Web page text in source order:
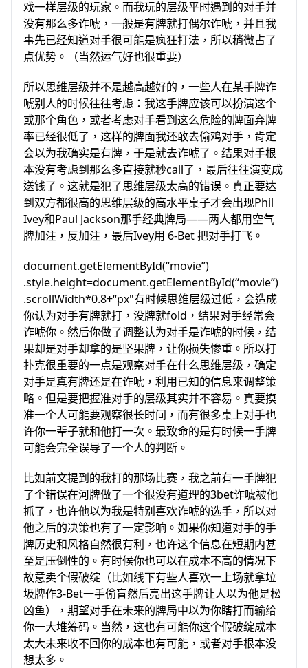
戏一样层级的玩家。而我玩的层级平时遇到的对手并
没有那么多诈唬，一般是有牌就打偶尔诈唬，并且我
事先已经知道对手很可能是疯狂打法，所以稍微占了
点优势。（当然运气好也很重要）
所以思维层级并不是越高越好的，一些人在某手牌诈
唬别人的时候往往考虑：我这手牌应该可以扮演这个
或那个角色，或者考虑对手看到这么危险的牌面弃牌
率已经很低了，这样的牌面我还敢去偷鸡对手，肯定
会以为我确实是有牌，于是就去诈唬了。结果对手根
本没有考虑到那么多直接就秒call了，最后往往演变成
送钱了。这就是犯了思维层级太高的错误。真正要达
到双方都很高的思维层级的高水平桌子才会出现Phil
Ivey和Paul Jackson那手经典牌局——两人都用空气
牌加注，反加注，最后Ivey用 6-Bet 把对手打飞。
document.getElementById(“movie”)
.style.height=document.getElementById(“movie”)
.scrollWidth*0.8+“px"有时候思维层级过低，会造成
你认为对手有牌就打，没牌就fold，结果对手经常会
诈唬你。然后你做了调整认为对手是诈唬的时候，结
果却是对手却拿的是坚果牌，让你损失惨重。所以打
扑克很重要的一点是观察对手在什么思维层级，确定
对手是真有牌还是在诈唬，利用已知的信息来调整策
略。但是要把握准对手的层级其实并不容易。真要摸
准一个人可能要观察很长时间，而有很多桌上对手也
许你一辈子就和他打一次。最致命的是有时候一手牌
可能会完全误导了一个人的判断。
比如前文提到的我打的那场比赛，我之前有一手牌犯
了个错误在河牌做了一个很没有道理的3bet诈唬被他
抓了，也许他以为我是特别喜欢诈唬的选手，所以对
他之后的决策也有了一定影响。如果你知道对手的手
牌历史和风格自然很有利，也许这个信息在短期内甚
至是压倒性的。有时候你也可以在成本不高的情况下
故意卖个假破绽（比如线下有些人喜欢一上场就拿垃
圾牌作3-Bet一手偷盲然后亮出这手牌让人以为他是松
凶鱼），期望对手在未来的牌局中以为你瞎打而输给
你一大堆筹码。当然，这也有可能你这个假破绽成本
太大未来收不回你的成本也有可能，或者对手根本没
想太多。